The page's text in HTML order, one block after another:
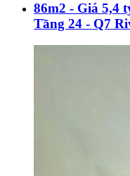
86m2 - Giá 5,4
Tầng 24 - Q7